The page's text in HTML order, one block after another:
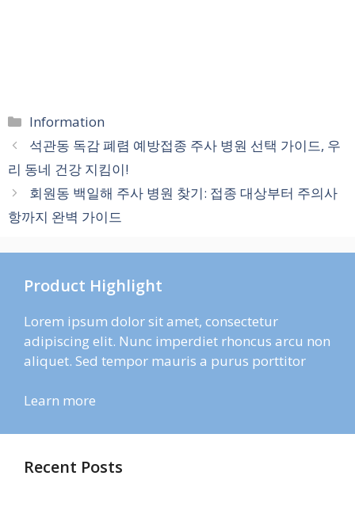
카
테
고
리
Information
석관동 독감 폐렴 예방접종 주사 병원 선택 가이드, 우
리 동네 건강 지킴이!
회원동 백일해 주사 병원 찾기: 접종 대상부터 주의사
항까지 완벽 가이드
Product Highlight
Lorem ipsum dolor sit amet, consectetur
adipiscing elit. Nunc imperdiet rhoncus arcu non
aliquet. Sed tempor mauris a purus porttitor
Learn more
Recent Posts